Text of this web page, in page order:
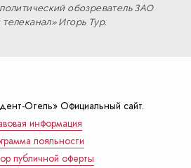
обозреватель ЗАО
Игорь Тур.
Отель» Официальный сайт.
информация
лояльности
публичной оферты